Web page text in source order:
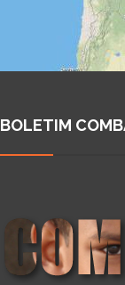
BOLETIM